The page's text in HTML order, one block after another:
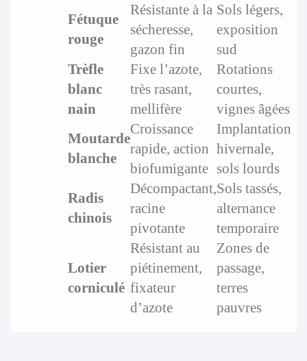
Fétuque
rouge
Résistante à la
sécheresse,
gazon fin
Sols légers,
exposition
sud
Trèfle
blanc
nain
Fixe l’azote,
très rasant,
mellifère
Rotations
courtes,
vignes âgées
Moutarde
blanche
Croissance
rapide, action
biofumigante
Implantation
hivernale,
sols lourds
Radis
chinois
Décompactant,
racine
pivotante
Sols tassés,
alternance
temporaire
Lotier
corniculé
Résistant au
piétinement,
fixateur
d’azote
Zones de
passage,
terres
pauvres